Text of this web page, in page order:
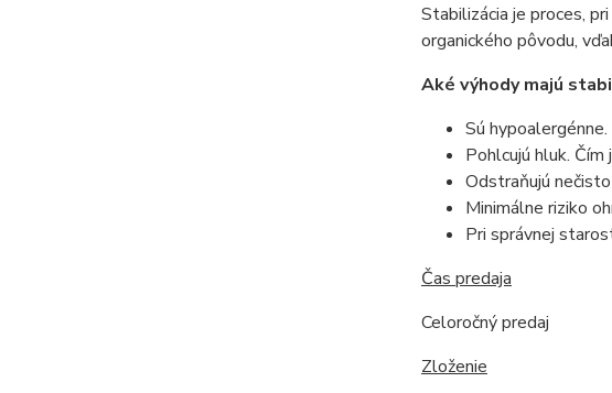
Stabilizácia je proces,
organického pôvodu,
Aké výhody majú
Sú hypoalergénne.
Pohlcujú hluk.
Odstraňujú
Minimálne riziko
Pri správnej
Čas predaja
Celoročný predaj
Zloženie